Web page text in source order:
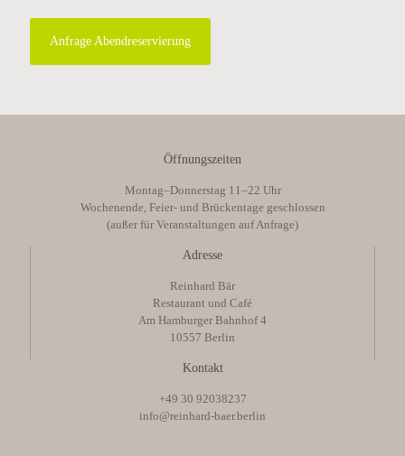
Anfrage Abendreservierung
Öffnungszeiten
Montag–Donnerstag 11–22 Uhr
Wochenende, Feier- und Brückentage geschlossen
(außer für Veranstaltungen auf Anfrage)
Adresse
Reinhard Bär
Restaurant und Café
Am Hamburger Bahnhof 4
10557 Berlin
Kontakt
+49 30 92038237
info@reinhard-baer.berlin